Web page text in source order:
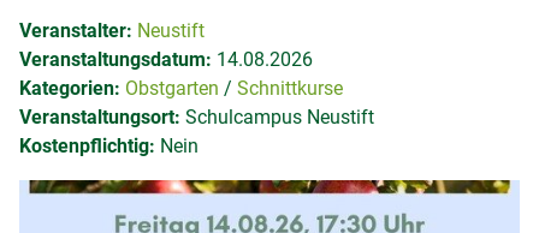
Veranstalter: Neustift
Veranstaltungsdatum: 14.08.2026
Kategorien: Obstgarten
Schnittkurse
Veranstaltungsort: Schulcampus Neustift
Kostenpflichtig: Nein